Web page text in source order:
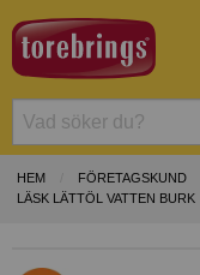
HEM FÖRETAGSKUND
LÄSK LÄTTÖL VATTEN BURK